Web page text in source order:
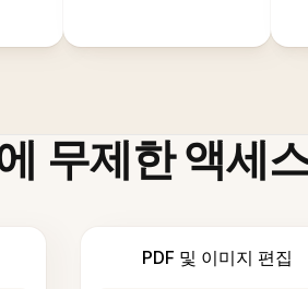
무제한 액세
PDF 및 이미지 편집